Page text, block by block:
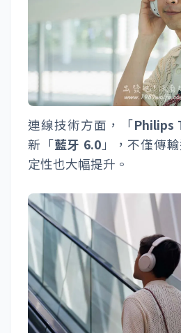
連線技術方面，「Philips
新「藍牙 6.0」，不僅傳
定性也大幅提升。